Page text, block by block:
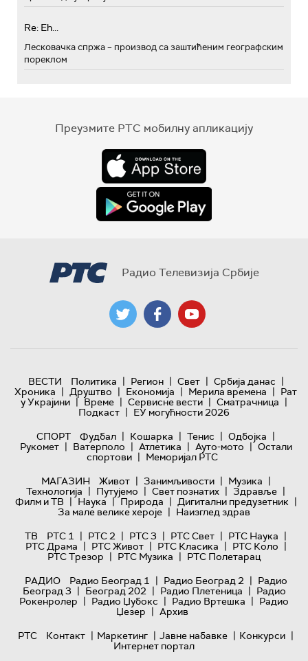
Re: Eh...
Лесковачка спржа – производ са заштићеним географским
пореклом
Преузмите РТС мобилну апликацију
Радио Телевизија Србије
ВЕСТИ Политика | Регион | Свет | Србија данас |
Хроника | Друштво | Економија | Мерила времена | Рат
у Украјини | Време | Сервисне вести | Сматрачница |
Подкаст | ЕУ могућности 2026
СПОРТ
Фудбал | Кошарка | Тенис | Одбојка |
Рукомет | Ватерполо | Атлетика | Ауто-мото | Остали
спортови | Меморијал РТС
МАГАЗИН
Живот | Занимљивости | Музика |
Технологијa | Путујемо | Свет познатих | Здравље |
Филм и ТВ | Наука | Природа | Дигитални предузетник |
За мале велике хероје | Наизглед здрав
ТВ
РТС 1 | РТС 2 | РТС 3 | РТС Свет | РТС Наука |
РТС Драма | РТС Живот | РТС Класика | РТС Коло |
РТС Трезор | РТС Музика | РТС Полетарац
РАДИО
Радио Београд 1 | Радио Београд 2 | Радио
Београд 3 | Београд 202 | Радио Плетеница | Радио
Рокенролер | Радио Џубокс | Радио Вртешка | Радио
Џезер | Архив
РТС
Контакт | Маркетинг | Јавне набавке | Конкурси |
Интернет портал